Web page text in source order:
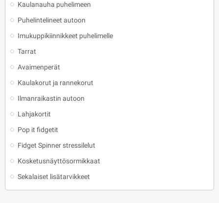
Kaulanauha puhelimeen
Puhelintelineet autoon
Imukuppikiinnikkeet puhelimelle
Tarrat
Avaimenperät
Kaulakorut ja rannekorut
Ilmanraikastin autoon
Lahjakortit
Pop it fidgetit
Fidget Spinner stressilelut
Kosketusnäyttösormikkaat
Sekalaiset lisätarvikkeet